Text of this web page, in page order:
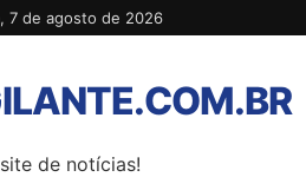
7 de agosto de 2026
de notícias!